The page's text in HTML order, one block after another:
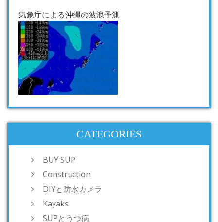
気象庁による沖縄の波浪予測
CATEGORIES
BUY SUP
Construction
DIYと防水カメラ
Kayaks
SUPとうつ病